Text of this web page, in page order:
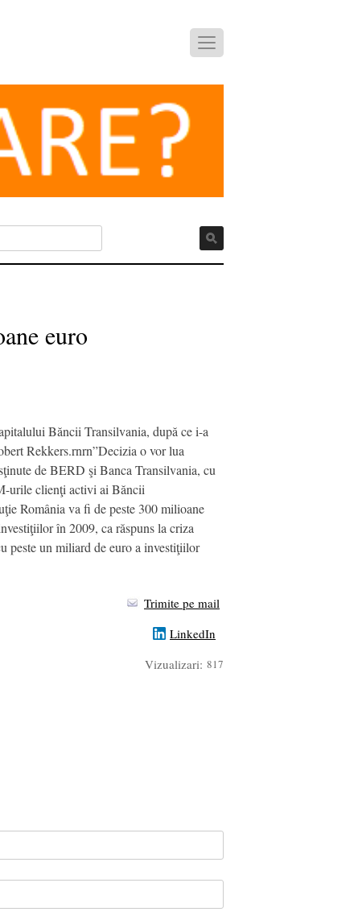
euro
Băncii Transilvania, după ce i-a
Rekkers.rnrn”Decizia o vor lua
de BERD şi Banca Transilvania, cu
urile clienţi activi ai Băncii
România va fi de peste 300 milioane
în 2009, ca răspuns la criza
peste un miliard de euro a investiţiilor
Trimite pe mail
LinkedIn
Vizualizari: 817